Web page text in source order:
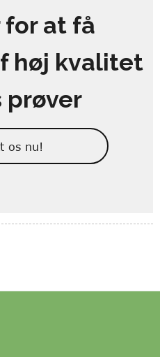
for at få
høj kvalitet
prøver
os nu!